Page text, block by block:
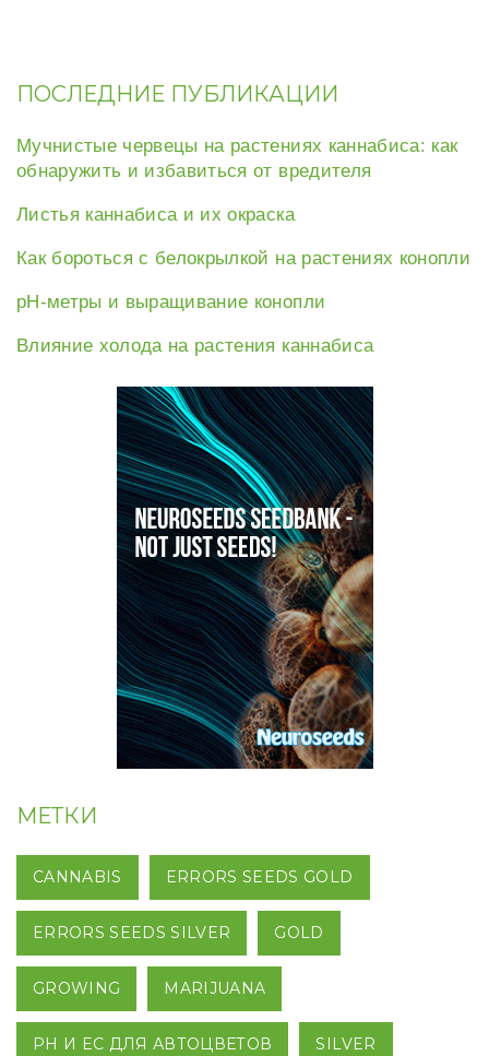
ПОСЛЕДНИЕ ПУБЛИКАЦИИ
Мучнистые червецы на растениях каннабиса: как
обнаружить и избавиться от вредителя
Листья каннабиса и их окраска
Как бороться с белокрылкой на растениях конопли
рН-метры и выращивание конопли
Влияние холода на растения каннабиса
МЕТКИ
CANNABIS ERRORS SEEDS GOLD
ERRORS SEEDS SILVER GOLD
GROWING MARIJUANA
PH И EC ДЛЯ АВТОЦВЕТОВ SILVER